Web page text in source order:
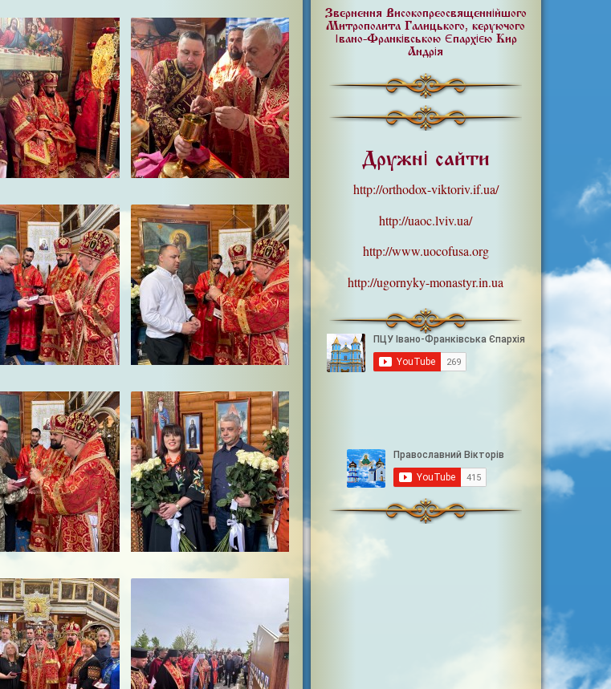
Звернення Високопреосвященнійшого
Митрополита Галицького, керуючого
Івано-Франківською Єпархією Кир
Андрія
Дружні сайти
http://orthodox-viktoriv.if.ua/
http://uaoc.lviv.ua/
http://www.uocofusa.org
http://ugornyky-monastyr.in.ua